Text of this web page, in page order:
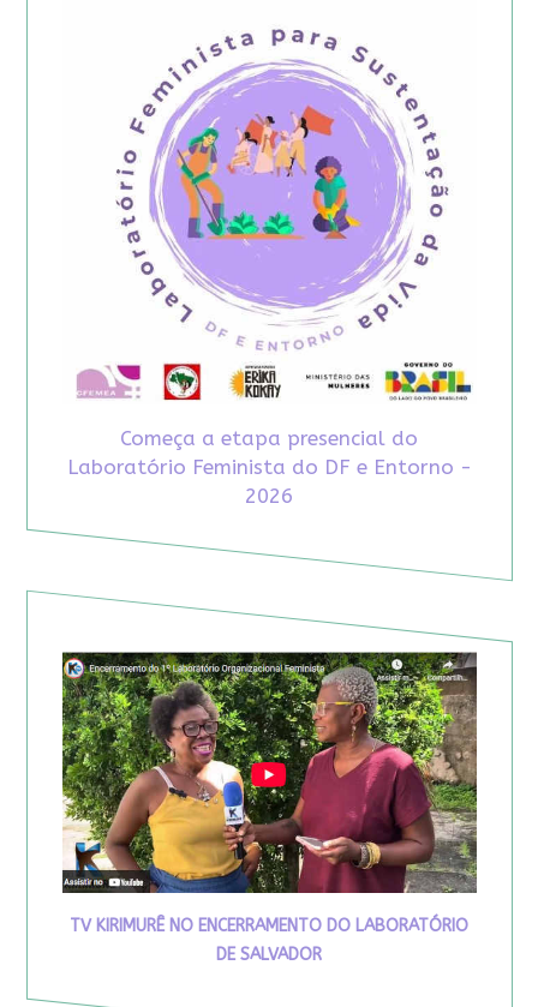
Começa a etapa presencial do
Laboratório Feminista do DF e Entorno -
2026
TV KIRIMURÊ NO ENCERRAMENTO DO LABORATÓRIO
DE SALVADOR